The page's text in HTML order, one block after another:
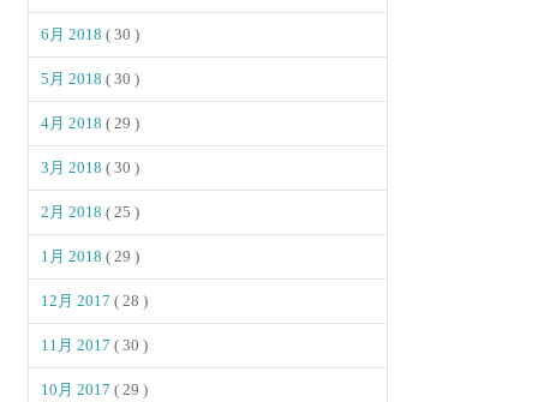
6月 2018( 30 )
5月 2018( 30 )
4月 2018( 29 )
3月 2018( 30 )
2月 2018( 25 )
1月 2018( 29 )
12月 2017( 28 )
11月 2017( 30 )
10月 2017( 29 )